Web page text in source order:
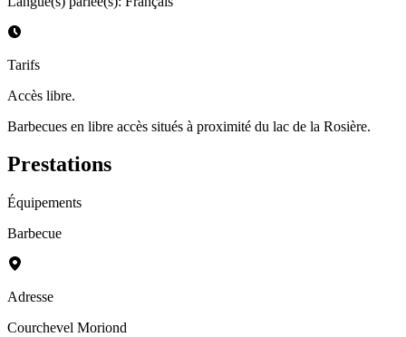
Tarifs
Accès libre.
Barbecues en libre accès situés à proximité du lac de la Rosière.
Prestations
Équipements
Barbecue
Adresse
Courchevel Moriond